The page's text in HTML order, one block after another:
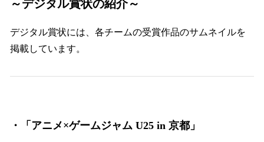
～デジタル賞状の紹介～
デジタル賞状には、各チームの受賞作品のサムネイルを
掲載しています。
・「アニメ×ゲームジャム U25 in 京都」